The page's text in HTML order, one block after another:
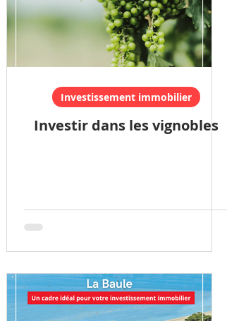
Investissement immobilier
Investir dans les vignobles